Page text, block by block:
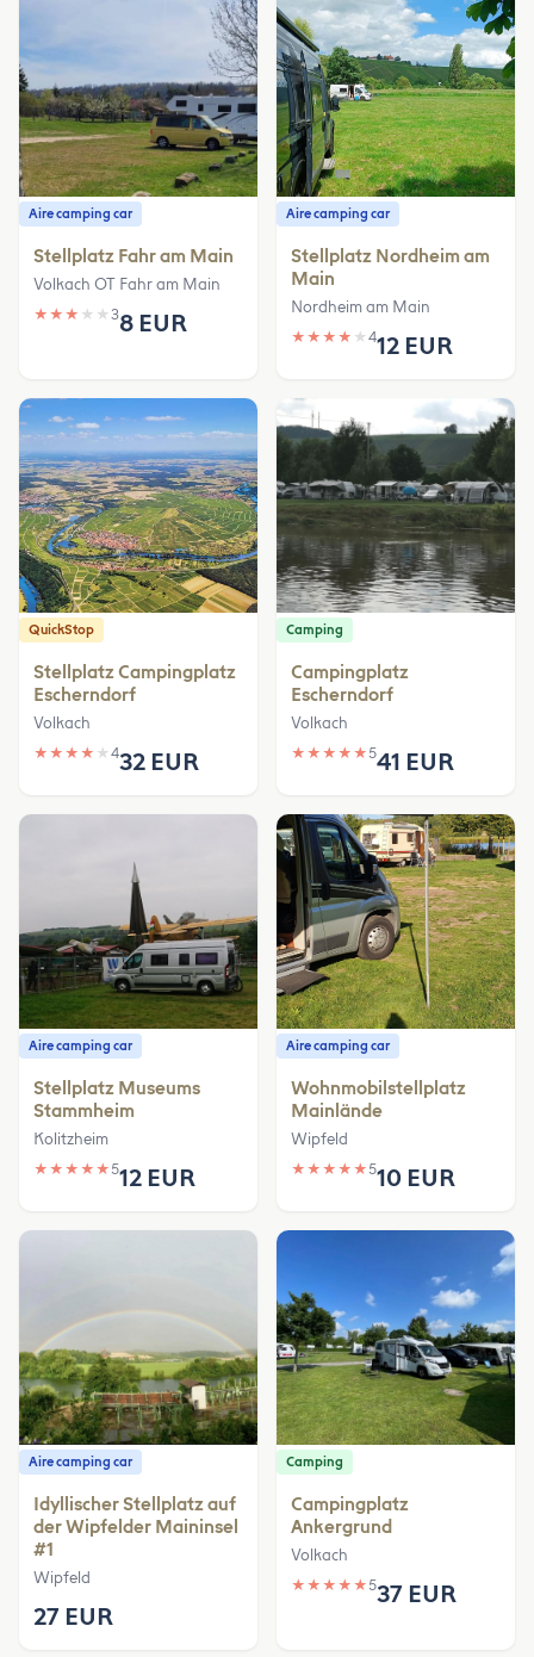
Aire camping car
Stellplatz Fahr am Main
Volkach OT Fahr am Main
★ ★ ★ ★ ★ 38 EUR
Aire camping car
Stellplatz Nordheim am
Main
Nordheim am Main
★ ★ ★ ★ ★ 412 EUR
QuickStop
Stellplatz Campingplatz
Escherndorf
Volkach
★ ★ ★ ★ ★ 432 EUR
Camping
Campingplatz
Escherndorf
Volkach
★ ★ ★ ★ ★541 EUR
Aire camping car
Stellplatz Museums
Stammheim
Kolitzheim
★ ★ ★ ★ ★512 EUR
Aire camping car
Wohnmobilstellplatz
Mainlände
Wipfeld
★ ★ ★ ★ ★510 EUR
Aire camping car
Idyllischer Stellplatz auf
der Wipfelder Maininsel
#1
Wipfeld
27 EUR
Camping
Campingplatz
Ankergrund
Volkach
★ ★ ★ ★ ★537 EUR